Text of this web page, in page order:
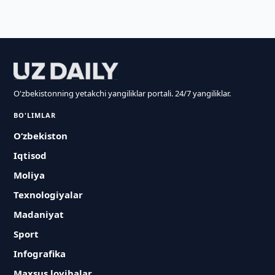
O'zbekistonning yetakchi yangiliklar portali. 24/7 yangiliklar.
BO'LIMLAR
O‘zbekiston
Iqtisod
Moliya
Texnologiyalar
Madaniyat
Sport
Infografika